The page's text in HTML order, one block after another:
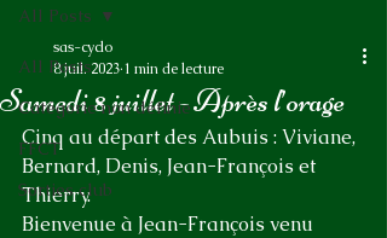
All Posts
Catégorie non définie
FFCT
Sorties club
All Posts
Samedi 8 juillet - Après l’orage
sas-cyclo
8 juil. 2023 1 min de lecture
Cinq au départ des Aubuis : Viviane,
Bernard, Denis, Jean-François et
Thierry.
Bienvenue à Jean-François venu